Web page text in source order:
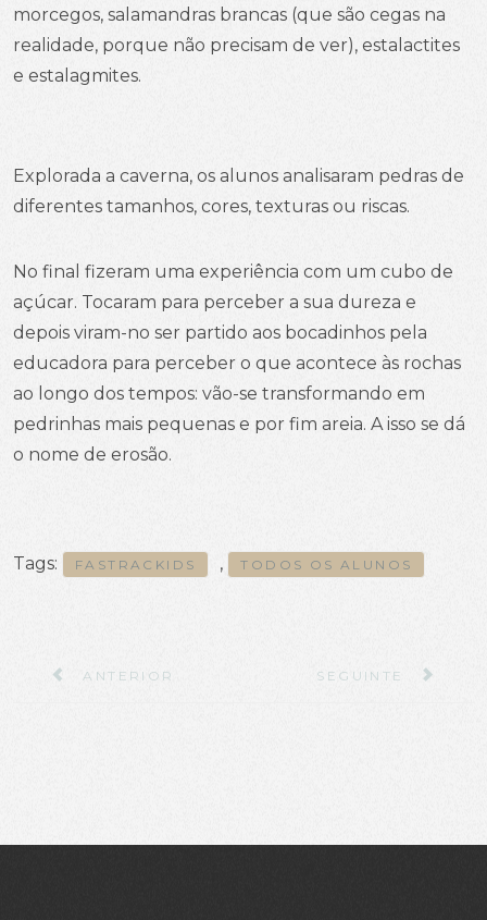
morcegos, salamandras brancas (que são cegas na
realidade, porque não precisam de ver), estalactites
e estalagmites.
Explorada a caverna, os alunos analisaram pedras de
diferentes tamanhos, cores, texturas ou riscas.
No final fizeram uma experiência com um cubo de
açúcar. Tocaram para perceber a sua dureza e
depois viram-no ser partido aos bocadinhos pela
educadora para perceber o que acontece às rochas
ao longo dos tempos: vão-se transformando em
pedrinhas mais pequenas e por fim areia. A isso se dá
o nome de erosão.
Tags: FASTRACKIDS , TODOS OS ALUNOS
ARTIGO ANTERIOR: VULCÕES, ILHAS E
ANTERIOR ARTIGO SEGUINTE:
SEGUINTE